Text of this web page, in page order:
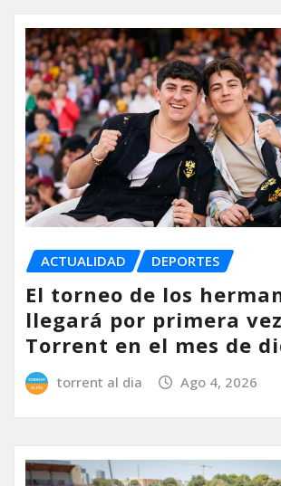
ACTUALIDAD DEPORTES
El torneo de los
llegará por primera
Torrent en el mes de
torrent al dia Ago 4, 2026